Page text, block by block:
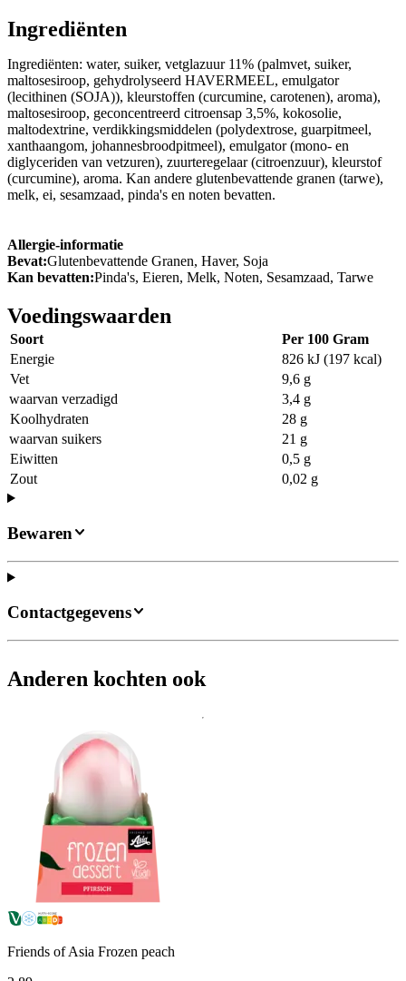
Ingrediënten
Ingrediënten: water, suiker, vetglazuur 11% (palmvet, suiker,
maltosesiroop, gehydrolyseerd HAVERMEEL, emulgator
(lecithinen (SOJA)), kleurstoffen (curcumine, carotenen), aroma),
maltosesiroop, geconcentreerd citroensap 3,5%, kokosolie,
maltodextrine, verdikkingsmiddelen (polydextrose, guarpitmeel,
xanthaangom, johannesbroodpitmeel), emulgator (mono- en
diglyceriden van vetzuren), zuurteregelaar (citroenzuur), kleurstof
(curcumine), aroma. Kan andere glutenbevattende granen (tarwe),
melk, ei, sesamzaad, pinda's en noten bevatten.
Allergie-informatie
Bevat:Glutenbevattende Granen, Haver, Soja
Kan bevatten:Pinda's, Eieren, Melk, Noten, Sesamzaad, Tarwe
Voedingswaarden
Soort
Per 100 Gram
Energie
826 kJ (197 kcal)
Vet
9,6 g
waarvan verzadigd
3,4 g
Koolhydraten
28 g
waarvan suikers
21 g
Eiwitten
0,5 g
Zout
0,02 g
Bewaren
Contactgegevens
Anderen kochten ook
Friends of Asia Frozen peach